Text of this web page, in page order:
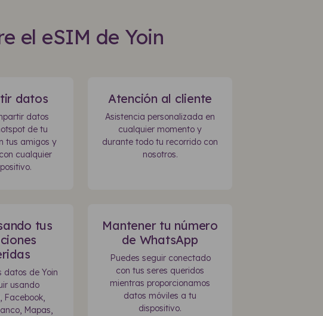
el eSIM de Yoin
datos
datos
de tu
tus amigos y
cualquier
Atención al cliente
Asistencia personalizada en
cualquier momento y
durante todo tu recorrido con
nosotros.
tus
datos de Yoin
usando
Facebook,
Mapas,
Mantener tu número
de WhatsApp
Puedes seguir conectado
con tus seres queridos
mientras proporcionamos
datos móviles a tu
dispositivo.